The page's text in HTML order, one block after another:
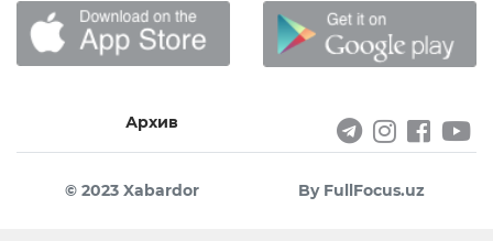
Архив
© 2023 Xabardor By FullFocus.uz